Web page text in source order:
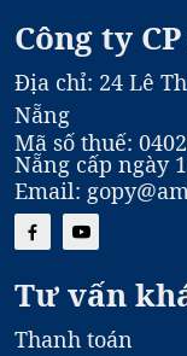
Công ty
Địa chỉ: 24 Lê
Nẵng
Mã số thuế:
Nẵng cấp ngày
Email:
Tư vấn
Thanh toán